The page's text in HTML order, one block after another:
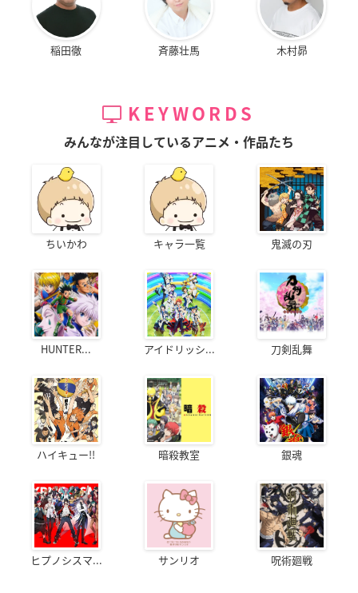
稲田徹 斉藤壮馬 木村昴
KEYWORDS
みんなが注目しているアニメ・作品たち
ちいかわ キャラ一覧 鬼滅の刃
HUNTER... アイドリッシ... 刀剣乱舞
ハイキュー!! 暗殺教室 銀魂
ヒプノシスマ... サンリオ 呪術廻戦